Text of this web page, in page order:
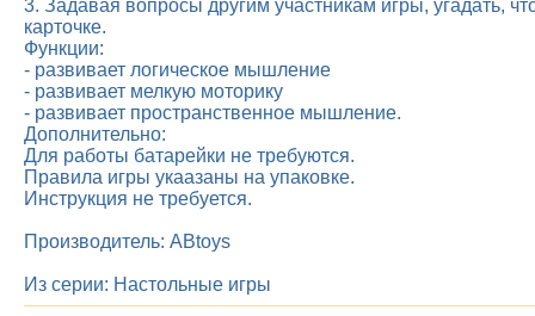
3. Задавая вопросы другим участникам игры, угадать,
карточке.
Функции:
- развивает логическое мышление
- развивает мелкую моторику
- развивает пространственное мышление.
Дополнительно:
Для работы батарейки не требуются.
Правила игры укаазаны на упаковке.
Инструкция не требуется.
Производитель: ABtoys
Из серии: Настольные игры